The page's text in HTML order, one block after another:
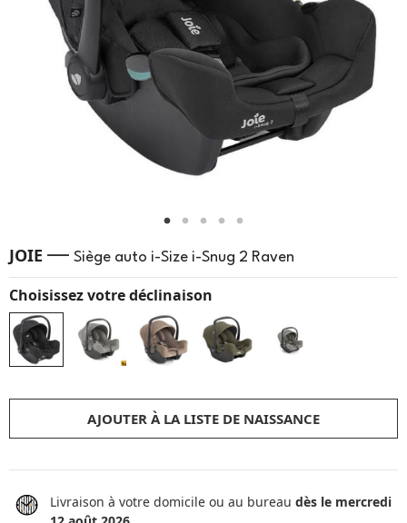
JOIE — Siège auto i-Size i-Snug 2 Raven
Choisissez votre déclinaison
AJOUTER À LA LISTE DE NAISSANCE
Livraison à votre domicile ou au bureau dès le mercredi